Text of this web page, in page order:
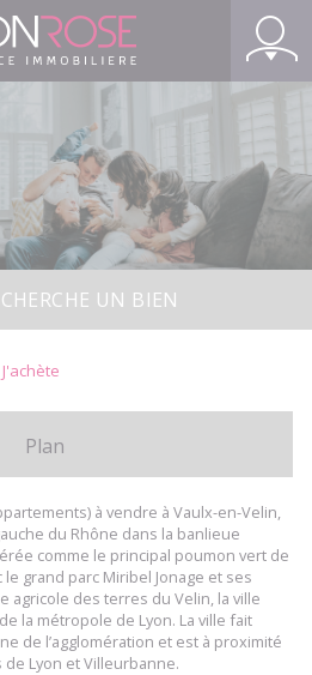
UN BIEN
J'achète
Plan
à vendre à Vaulx-en-Velin,
du Rhône dans la banlieue
comme le principal poumon vert de
grand parc Miribel Jonage et ses
agricole des terres du Velin, la ville
la métropole de Lyon. La ville fait
de l’agglomération et est à proximité
Lyon et Villeurbanne.